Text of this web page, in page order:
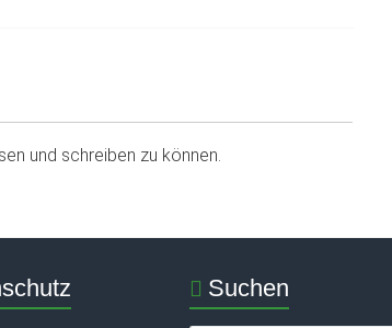
und schreiben zu können.
Suchen